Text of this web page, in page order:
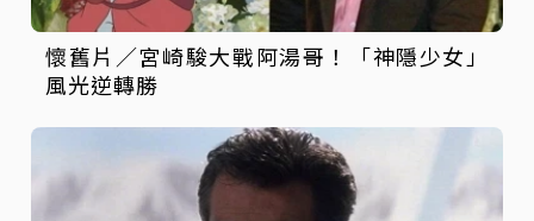
懷舊片／宮崎駿大戰阿湯哥！「神隱少女」
風光逆轉勝